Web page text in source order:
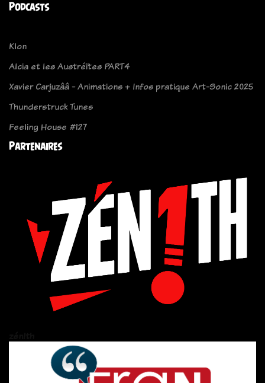
Podcasts
Klon
Alcia et les Austréïtes PART4
Xavier Carjuzââ - Animations + Infos pratique Art-Sonic 2025
Thunderstruck Tunes
Feeling House #127
Partenaires